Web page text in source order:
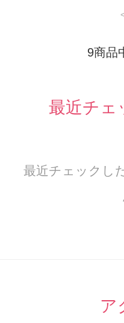
9商品
最近チェ
最近チェックし
ア